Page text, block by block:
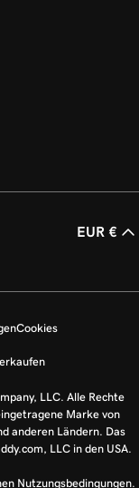
EUR €
Cookies
LLC. Alle Rechte
Marke von
anderen Ländern. Das
LLC in den USA.
Nutzungsbedingungen.